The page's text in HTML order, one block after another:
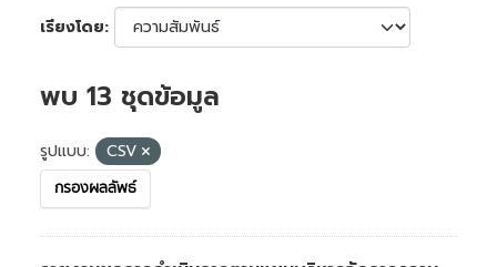
เรียงโดย
พบ 13 ชุดข้อมูล
รูปแบบ: CSV
กรองผลลัพธ์